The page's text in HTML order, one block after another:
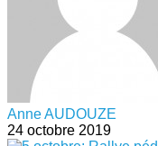
Anne AUDOUZE
24 octobre 2019